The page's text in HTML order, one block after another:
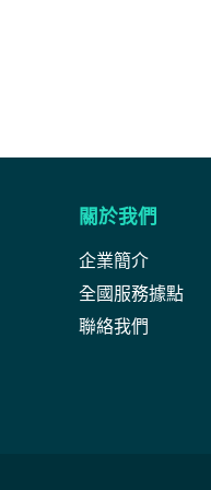
關於我們
企業簡介
全國服務據點
聯絡我們